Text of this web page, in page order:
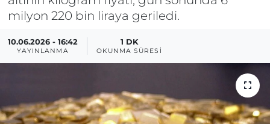
milyon 220 bin liraya geriledi.
10.06.2026 - 16:42
YAYINLANMA
1 DK
OKUNMA SÜRESI
Haber Arşivi